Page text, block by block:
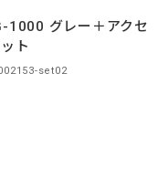
1000 グレー＋アクセ
ト
set02